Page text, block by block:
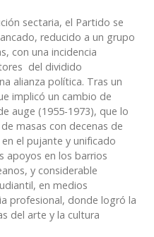
sectaria, el Partido se
reducido a un grupo
con una incidencia
del dividido
alianza política. Tras un
implicó un cambio de
auge (1955-1973), que lo
masas con decenas de
el pujante y unificado
apoyos en los barrios
y considerable
en medios
profesional, donde logró la
del arte y la cultura